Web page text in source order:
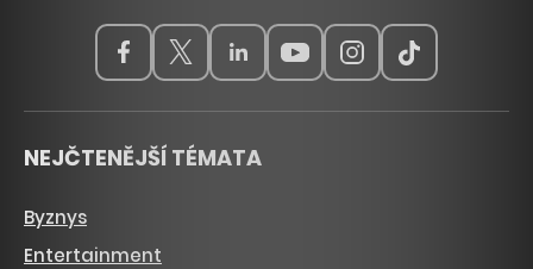
NEJČTENĚJŠÍ TÉMATA
Byznys
Entertainment